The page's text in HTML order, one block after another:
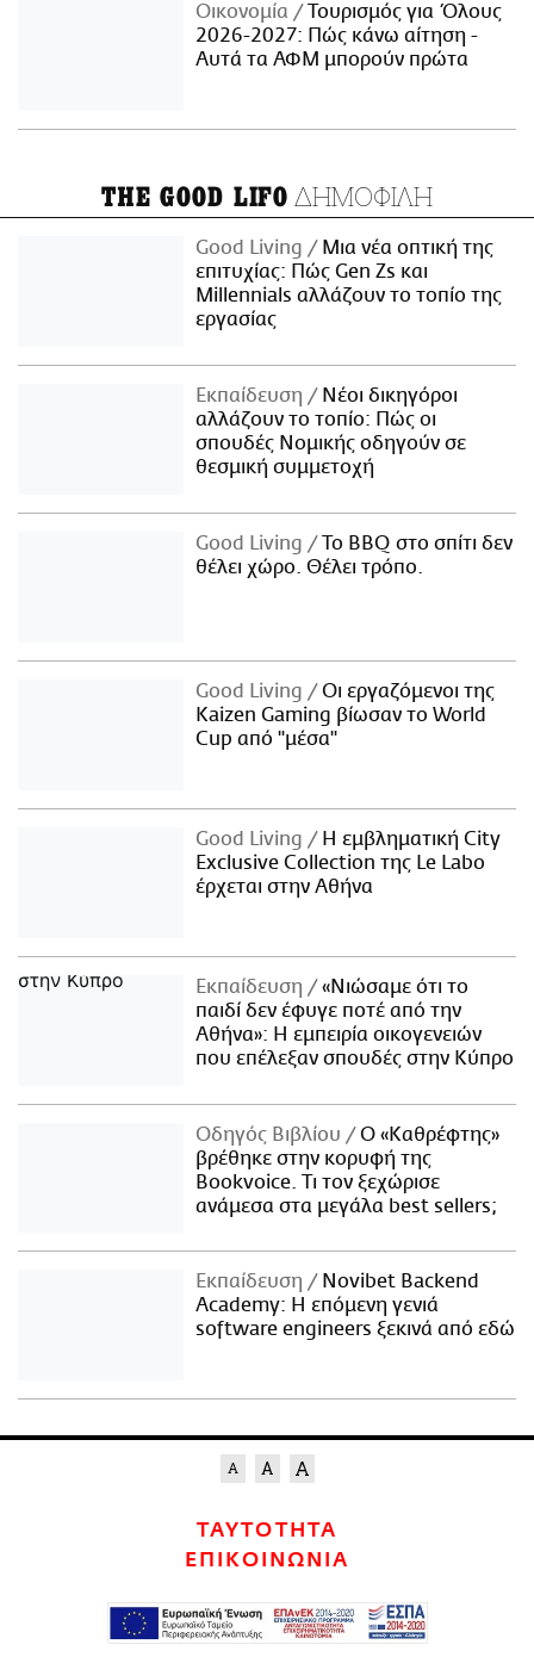
Οικονομία
Τουρισμός για Όλους
2026-2027: Πώς κάνω αίτηση -
Αυτά τα ΑΦΜ μπορούν πρώτα
THE GOOD LIFO ΔΗΜΟΦΙΛΗ
Good Living
Μια νέα οπτική της
επιτυχίας: Πώς Gen Zs και
Millennials αλλάζουν το τοπίο της
εργασίας
Εκπαίδευση
Νέοι δικηγόροι
αλλάζουν το τοπίο: Πώς οι
σπουδές Νομικής οδηγούν σε
θεσμική συμμετοχή
Good Living
Το BBQ στο σπίτι δεν
θέλει χώρο. Θέλει τρόπο.
Good Living
Οι εργαζόμενοι της
Kaizen Gaming βίωσαν το World
Cup από "μέσα"
Good Living
Η εμβληματική City
Exclusive Collection της Le Labo
έρχεται στην Αθήνα
Εκπαίδευση
«Νιώσαμε ότι το
παιδί δεν έφυγε ποτέ από την
Αθήνα»: Η εμπειρία οικογενειών
που επέλεξαν σπουδές στην Κύπρο
Οδηγός Βιβλίου
Ο «Καθρέφτης»
βρέθηκε στην κορυφή της
Bookvoice. Τι τον ξεχώρισε
ανάμεσα στα μεγάλα best sellers;
Εκπαίδευση
Novibet Backend
Academy: Η επόμενη γενιά
software engineers ξεκινά από εδώ
ΤΑΥΤΟΤΗΤΑ
ΕΠΙΚΟΙΝΩΝΙΑ